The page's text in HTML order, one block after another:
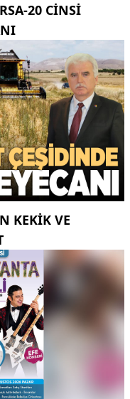
20 CINSI
KEKIK VE